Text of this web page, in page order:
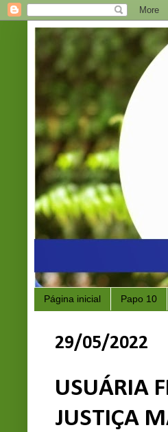
Página inicial Papo 10
29/05/2022
USUÁRIA
JUSTIÇA